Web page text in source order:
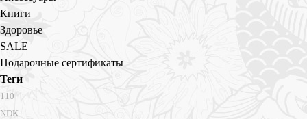
Книги
Здоровье
SALE
Подарочные сертификаты
Теги
110
NDK